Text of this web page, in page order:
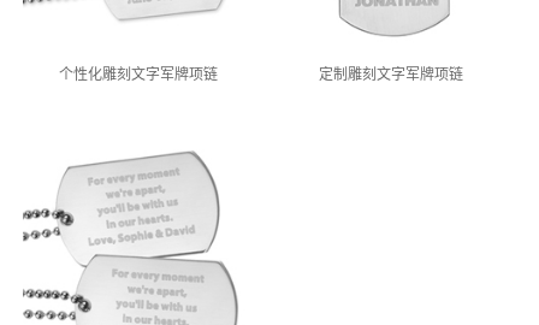
个性化雕刻文字军牌项链 定制雕刻文字军牌项链